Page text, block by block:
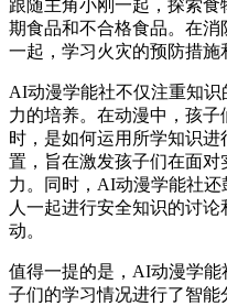
跟随主角小刚一起，探索
期食品和不合格食品。在
一起，学习火灾的预防措施
AI动漫学能社不仅注重知
力的培养。在动漫中，孩
时，是如何运用所学知识
置，旨在激发孩子们在面
力。同时，AI动漫学能社
人一起进行安全知识的讨
动。
值得一提的是，AI动漫学
子们的学习情况进行了智